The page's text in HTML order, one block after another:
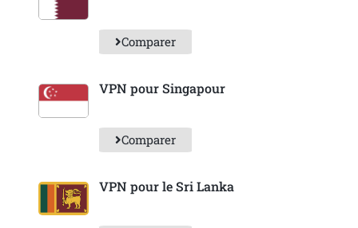
Comparer
VPN pour Singapour
Comparer
VPN pour le Sri Lanka